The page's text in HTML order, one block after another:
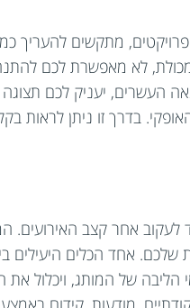
מתקשים להעריך
לא מאפשרת לכם
העשרים, יעניק לכם
האופקי. בדרך זו ניתן
לעקוב אחר קצב
שלכם. אחד הכלים
של המותג, ויכלול את